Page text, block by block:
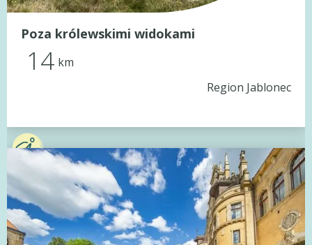
Poza królewskimi widokami
14 km
Region Jablonec